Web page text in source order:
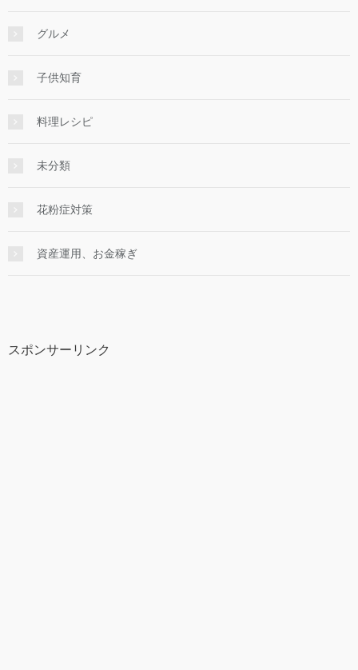
グルメ
子供知育
料理レシピ
未分類
花粉症対策
資産運用、お金稼ぎ
スポンサーリンク